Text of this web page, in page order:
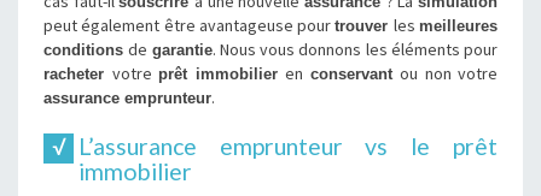
peut également être avantageuse pourtrouver les meilleures
conditionsde garantie. Nous vous donnons les éléments pour
racheter votre prêt immobilier en conservant ou non votre
assurance emprunteur.
L’assurance emprunteur vs le prêt
immobilier